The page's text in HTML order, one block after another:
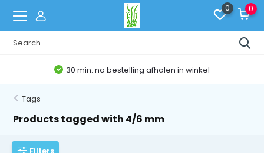
0 0
30 min. na bestelling afhalen in winkel
Tags
Products tagged with 4/6 mm
Filters